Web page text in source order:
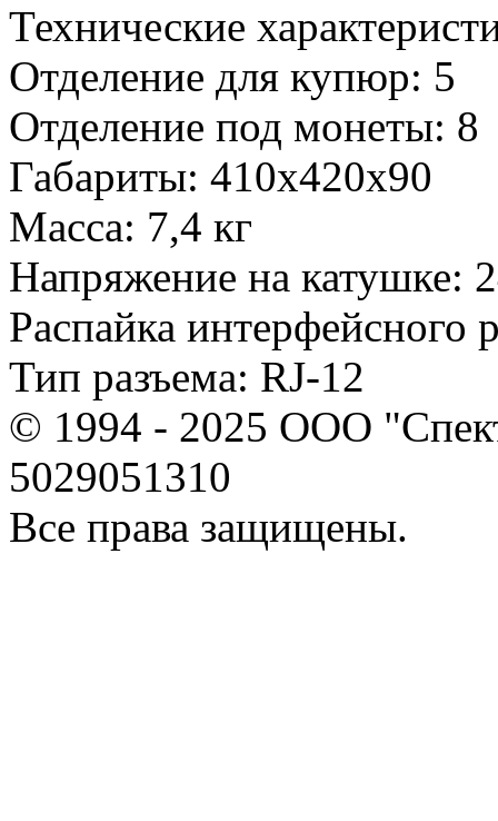
Технические
Отделение для купюр: 5
Отделение под монеты: 8
Габариты: 410х420х90
Масса: 7,4 кг
Напряжение на катушке:
Распайка
Тип разъема: RJ-12
© 1994 - 2025 ООО
5029051310
Все права защищены.